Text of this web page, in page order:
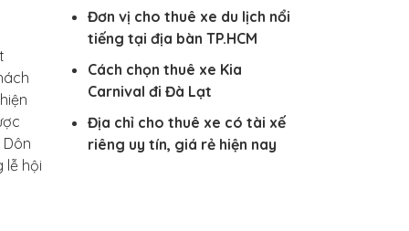
lễ hội
Đơn vị cho thuê xe du lịch nổi
tiếng tại địa bàn TP.HCM
Cách chọn thuê xe Kia
Carnival đi Đà Lạt
Địa chỉ cho thuê xe có tài xế
riêng uy tín, giá rẻ hiện nay